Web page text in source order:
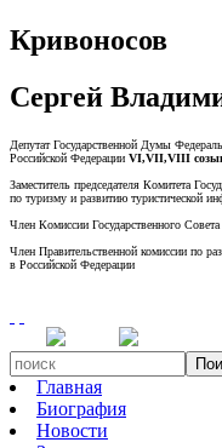
Кривоносов
Сергей
Депутат Государственной Думы
Российской Федерации VI,VII,VIII
Заместитель председателя Комитета
по туризму и развитию туристической
Член Комиссии Государственного
Член Правительственной комиссии по
в Российской Федерации
Главная
Биография
Новости